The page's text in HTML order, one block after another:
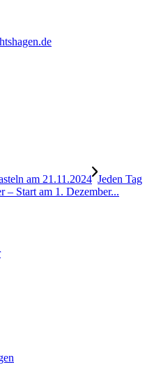
am 21.11.2024 Jeden Tag
– Start am 1. Dezember...